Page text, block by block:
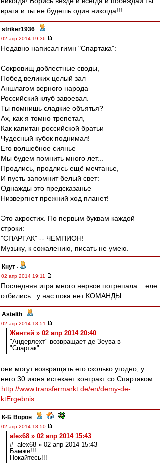
врага и ты не будешь один никогда!!!
striker1936 -
02 апр 2014 19:36
Недавно написал гимн "Спартака":
Сокровищ доблестные своды,
Побед великих целый зал
Аншлагом верного народа
Российский клуб завоевал.
Ты помнишь сладкие объятья?
Ах, как я томно трепетал,
Как капитан российской братьи
Чудесный кубок поднимал!
Его волшебное сиянье
Мы будем помнить много лет...
Продлись, продлись ещё мечтанье,
И пусть запомнит белый свет:
Однажды это предсказанье
Низвергнет прежний ход планет!
Это акростих. По первым буквам каждой
строки:
"СПАРТАК" -- ЧЕМПИОН!
Музыку, к сожалению, писать не умею.
Кнут -
02 апр 2014 19:11
Последняя игра много нервов потрепала....еле
отбились...у нас пока нет КОМАНДЫ.
Astelth -
02 апр 2014 18:51
Жентяй » 02 апр 2014 20:40
"Андерлехт" возвращает де Зеува в
"Спартак"
они могут возвращать его сколько угодно, у
него 30 июня истекает контракт со Спартаком
http://www.transfermarkt.de/en/demy-de- ...
ktErgebnis
К-Б Ворон -
02 апр 2014 18:50
alex68 » 02 апр 2014 15:43
# alex68 » 02 апр 2014 15:43
Бамжи!!!
Покайтесь!!!